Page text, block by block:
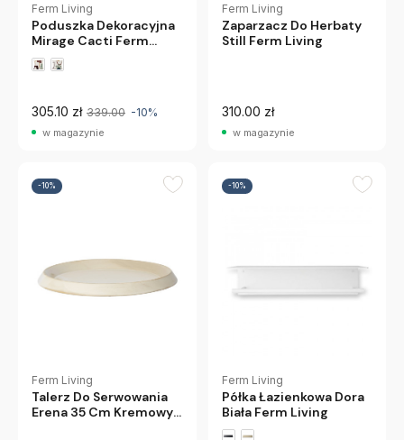
Ferm Living
Poduszka Dekoracyjna
Mirage Cacti Ferm
Living
305.10 zł 339.00 -10%
w magazynie
Ferm Living
Zaparzacz Do Herbaty
Still Ferm Living
310.00 zł
w magazynie
-10%
Ferm Living
Talerz Do Serwowania
Erena 35 Cm Kremowy
-10%
Ferm Living
Półka Łazienkowa Dora
Biała Ferm Living